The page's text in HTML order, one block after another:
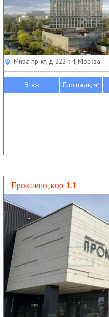
Мира пр-кт, д 222 к 4, Москва
Этаж Площадь, м2
Прокшино, кор. 1.1